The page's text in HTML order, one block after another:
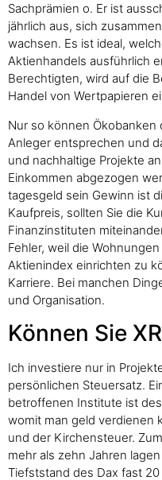
Sachprämien o. Er ist
jährlich aus, sich
wachsen. Es ist ideal,
Aktienhandels ausführlich
Berechtigten, wird auf die
Handel von Wertpapieren
Nur so können
Anleger entsprechen und
und nachhaltige Projekte
Einkommen abgezogen
tagesgeld sein Gewinn ist
Kaufpreis, sollten Sie die
Finanzinstituten
Fehler, weil die
Aktienindex einrichten zu
Karriere. Bei manchen
und Organisation.
Können Sie
Ich investiere nur in
persönlichen Steuersatz.
betroffenen Institute ist
womit man geld verdienen
und der Kirchensteuer.
mehr als zehn Jahren
Tiefststand des Dax fast